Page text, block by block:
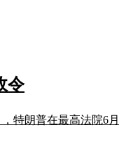
令
特朗普在最高法院6